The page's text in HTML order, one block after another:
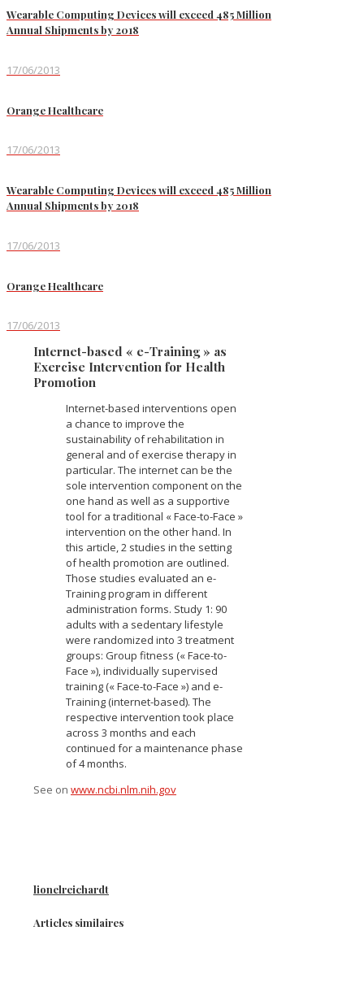
Wearable Computing Devices will exceed 485 Million
Annual Shipments by 2018
17/06/2013
Orange Healthcare
17/06/2013
Wearable Computing Devices will exceed 485 Million
Annual Shipments by 2018
17/06/2013
Orange Healthcare
17/06/2013
Internet-based « e-Training » as
Exercise Intervention for Health
Promotion
Internet-based interventions open
a chance to improve the
sustainability of rehabilitation in
general and of exercise therapy in
particular. The internet can be the
sole intervention component on the
one hand as well as a supportive
tool for a traditional « Face-to-Face »
intervention on the other hand. In
this article, 2 studies in the setting
ofhealth promotion are outlined.
Those studies evaluated an e-
Training program in different
administration forms. Study 1: 90
adults with a sedentary lifestyle
were randomized into 3 treatment
groups: Group fitness (« Face-to-
Face »), individually supervised
training (« Face-to-Face ») and e-
Training (internet-based). The
respective intervention took place
across 3 months and each
continued for a maintenance phase
of 4 months.
See on www.ncbi.nlm.nih.gov
lionelreichardt
Articles similaires